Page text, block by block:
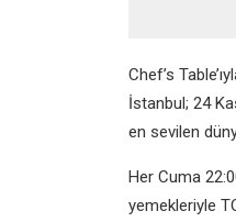
Chef’s
İstanbul; 24
en sevilen
Her Cuma
yemekleriyle